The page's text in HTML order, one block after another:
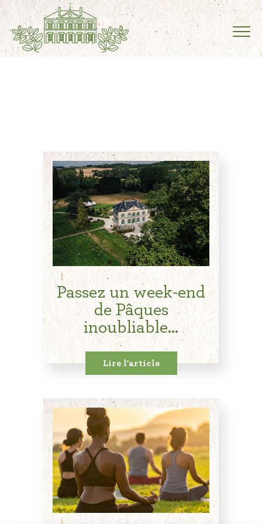
Passez un week-end
de Pâques
inoubliable...
Lire l'article